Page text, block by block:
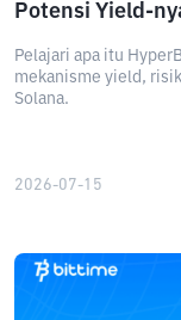
Potensi Yield-
Pelajari apa itu
mekanisme yield,
Solana.
2026-07-15